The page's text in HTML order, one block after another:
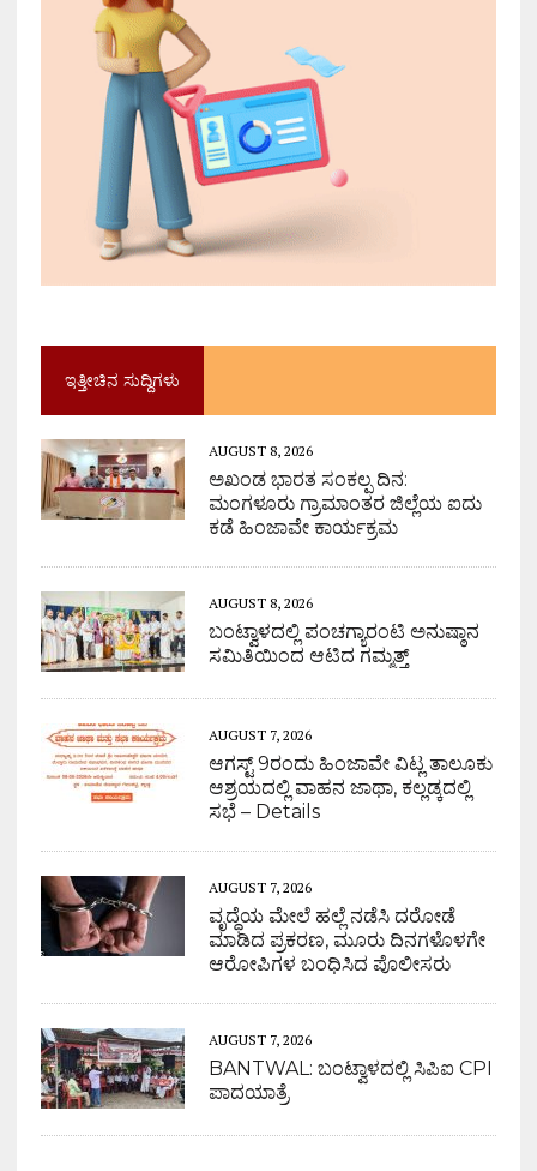
ಇತ್ತೀಚಿನ ಸುದ್ದಿಗಳು
AUGUST 8, 2026
ಅಖಂಡ ಭಾರತ ಸಂಕಲ್ಪ ದಿನ:
ಮಂಗಳೂರು ಗ್ರಾಮಾಂತರ ಜಿಲ್ಲೆಯ ಐದು
ಕಡೆ ಹಿಂಜಾವೇ ಕಾರ್ಯಕ್ರಮ
AUGUST 8, 2026
ಬಂಟ್ವಾಳದಲ್ಲಿ ಪಂಚಗ್ಯಾರಂಟಿ ಅನುಷ್ಠಾನ
ಸಮಿತಿಯಿಂದ ಆಟಿದ ಗಮ್ಮತ್ತ್
AUGUST 7, 2026
ಆಗಸ್ಟ್ 9ರಂದು ಹಿಂಜಾವೇ ವಿಟ್ಲ ತಾಲೂಕು
ಆಶ್ರಯದಲ್ಲಿ ವಾಹನ ಜಾಥಾ, ಕಲ್ಲಡ್ಕದಲ್ಲಿ
ಸಭೆ – Details
AUGUST 7, 2026
ವೃದ್ಧೆಯ ಮೇಲೆ ಹಲ್ಲೆ ನಡೆಸಿ ದರೋಡೆ
ಮಾಡಿದ ಪ್ರಕರಣ, ಮೂರು ದಿನಗಳೊಳಗೇ
ಆರೋಪಿಗಳ ಬಂಧಿಸಿದ ಪೊಲೀಸರು
AUGUST 7, 2026
BANTWAL: ಬಂಟ್ವಾಳದಲ್ಲಿ ಸಿಪಿಐ CPI
ಪಾದಯಾತ್ರೆ